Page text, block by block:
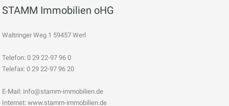
STAMM Immobilien oHG
Waltringer Weg 1 59457 Werl
Telefon: 0 29 22-97 96 0
Telefax: 0 29 22-97 96 20
E-Mail: info@stamm-immobilien.de
Internet: www.stamm-immobilien.de